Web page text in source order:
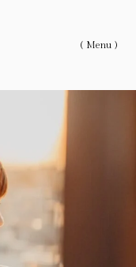
( Menu )